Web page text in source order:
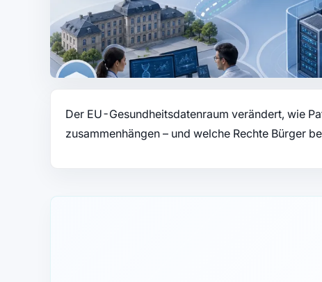
Der EU-Gesundheitsdatenraum verändert, wie
zusammenhängen – und welche Rechte Bürger